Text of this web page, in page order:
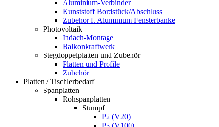
Aluminium-Verbinder
Kunststoff Bordstück/Abschluss
Zubehör f. Aluminium Fensterbänke
Photovoltaik
Indach-Montage
Balkonkraftwerk
Stegdoppelplatten und Zubehör
Platten und Profile
Zubehör
Platten / Tischlerbedarf
Spanplatten
Rohspanplatten
Stumpf
P2 (V20)